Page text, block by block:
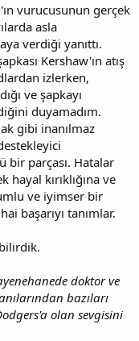
vurucusunun gerçek
asla
verdiği yanıttı.
Kershaw'ın atış
izlerken,
ve şapkayı
duyamadım.
gibi inanılmaz
parçası. Hatalar
kırıklığına ve
ve iyimser bir
başarıyı tanımlar.
doktor ve
bazıları
olan sevgisini